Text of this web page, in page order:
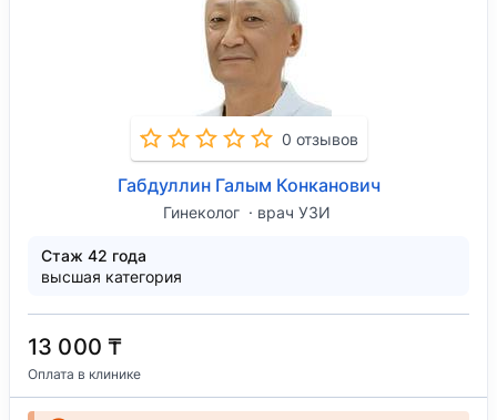
0 отзывов
Габдуллин Галым Конканович
Гинеколог врач УЗИ
Стаж 42 года
высшая категория
13 000 ₸
Оплата в клинике